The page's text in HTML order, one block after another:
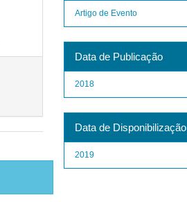
Artigo de Evento
Data de Publicação
2018
Data de Disponibilização
2019